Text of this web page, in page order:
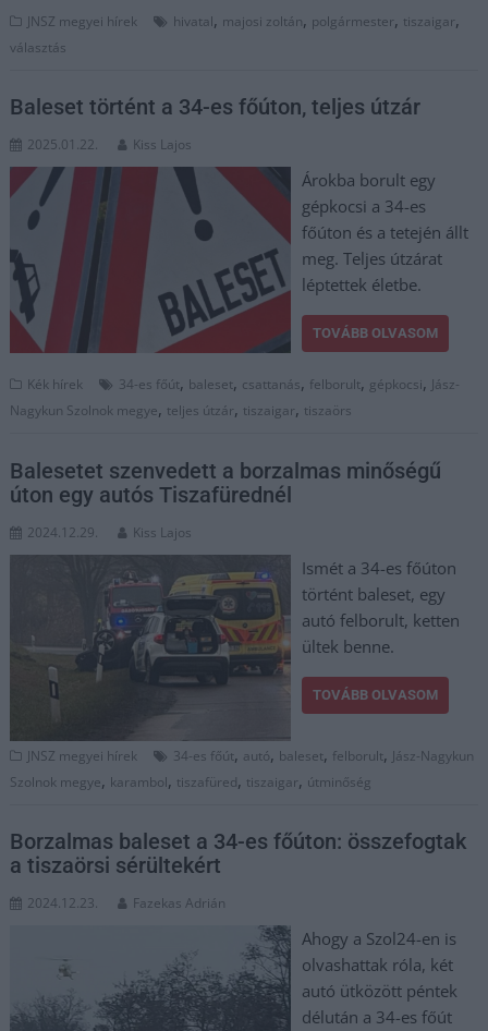
JNSZ megyei hírek hivatal, majosi zoltán, polgármester, tiszaigar,
választás
Baleset történt a 34-es főúton, teljes útzár
2025.01.22. Kiss Lajos
Árokba borult egy
gépkocsi a 34-es
főúton és a tetején állt
meg. Teljes útzárat
léptettek életbe.
TOVÁBB OLVASOM
Kék hírek 34-es főút, baleset, csattanás, felborult, gépkocsi, Jász-
Nagykun Szolnok megye, teljes útzár, tiszaigar, tiszaörs
Balesetet szenvedett a borzalmas minőségű
úton egy autós Tiszafürednél
2024.12.29. Kiss Lajos
Ismét a 34-es főúton
történt baleset, egy
autó felborult, ketten
ültek benne.
TOVÁBB OLVASOM
JNSZ megyei hírek 34-es főút, autó, baleset, felborult, Jász-Nagykun
Szolnok megye, karambol, tiszafüred, tiszaigar, útminőség
Borzalmas baleset a 34-es főúton: összefogtak
a tiszaörsi sérültekért
2024.12.23. Fazekas Adrián
Ahogy a Szol24-en is
olvashattak róla, két
autó ütközött péntek
délután a 34-es főút